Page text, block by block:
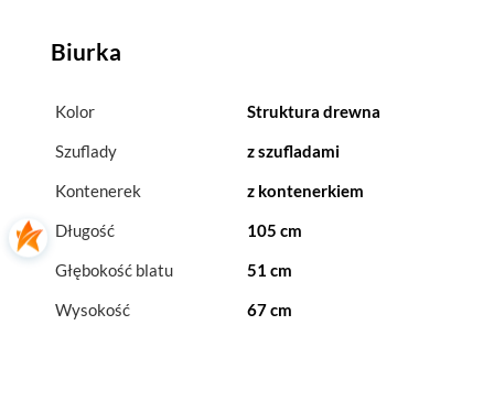
Biurka
Kolor Struktura drewna
Długość 105 cm
Szuflady z szufladami
Głębokość blatu 51 cm
Kontenerek z kontenerkiem
Wysokość 67 cm